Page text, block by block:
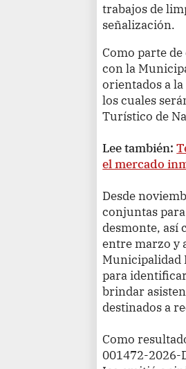
trabajos de
señalización.
Como parte
con la
orientados a
los cuales
Turístico de
Lee también:
el mercado
Desde
conjuntas
desmonte, así
entre marzo y
Municipalidad
para
brindar
destinados a
Como
001472-2026-